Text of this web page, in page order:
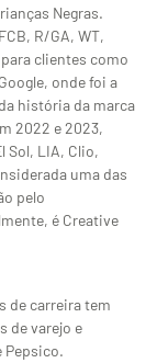
Negras.
R/GA, WT,
para clientes como
onde foi a
história da marca
2022 e 2023,
Sol, LIA, Clio,
uma das
pelo
é Creative
de carreira tem
de varejo e
Pepsico.